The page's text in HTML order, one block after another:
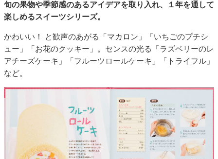
旬の果物や季節感のあるアイデアを取り入れ、１年を通して
楽しめるスイーツシリーズ。
かわいい！ と歓声のあがる「マカロン」「いちごのプチシ
ュー」「お花のクッキー」。センスの光る「ラズベリーのレ
アチーズケーキ」「フルーツロールケーキ」「トライフル」
など。